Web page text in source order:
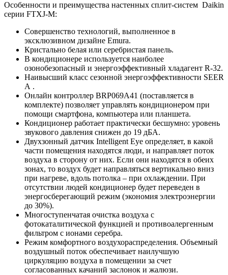
Особенности и преимущества настенных сплит-систем Daikin
серии FTXJ-M:
Совершенство технологий, выполненное в
эксклюзивном дизайне Emura.
Кристально белая или серебристая панель.
В кондиционере используется наиболее
озонобезопасный и энергоэффективный хладагент R-32.
Наивысший класс сезонной энергоэффективности SEER
А .
Онлайн контроллер BRP069A41 (поставляется в
комплекте) позволяет управлять кондиционером при
помощи смартфона, компьютера или планшета.
Кондиционер работает практически бесшумно: уровень
звукового давления снижен до 19 дБА.
Двухзонный датчик Intelligent Eye определяет, в какой
части помещения находятся люди, и направляет поток
воздуха в сторону от них. Если они находятся в обеих
зонах, то воздух будет направляться вертикально вниз
при нагреве, вдоль потолка – при охлаждении. При
отсутствии людей кондиционер будет переведен в
энергосберегающий режим (экономия электроэнергии
до 30%).
Многоступенчатая очистка воздуха с
фотокаталитической функцией и противоалергенным
фильтром с ионами серебра.
Режим комфортного воздухораспределения. Объемный
воздушный поток обеспечивает наилучшую
циркуляцию воздуха в помещении за счет
согласованных качаний заслонок и жалюзи.